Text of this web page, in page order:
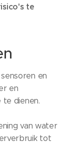
te
en
en
dienen.
van water
tot